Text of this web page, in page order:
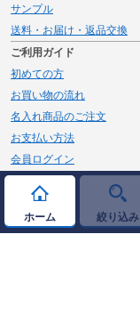
ホーム 絞り込み
サンプル
送料・お届け・返品交換
ご利用ガイド
初めての方
お買い物の流れ
名入れ商品のご注文
お支払い方法
会員ログイン
メルマガ登録
新規会員登録